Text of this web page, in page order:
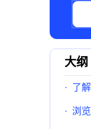
大纲
· 了
· 浏